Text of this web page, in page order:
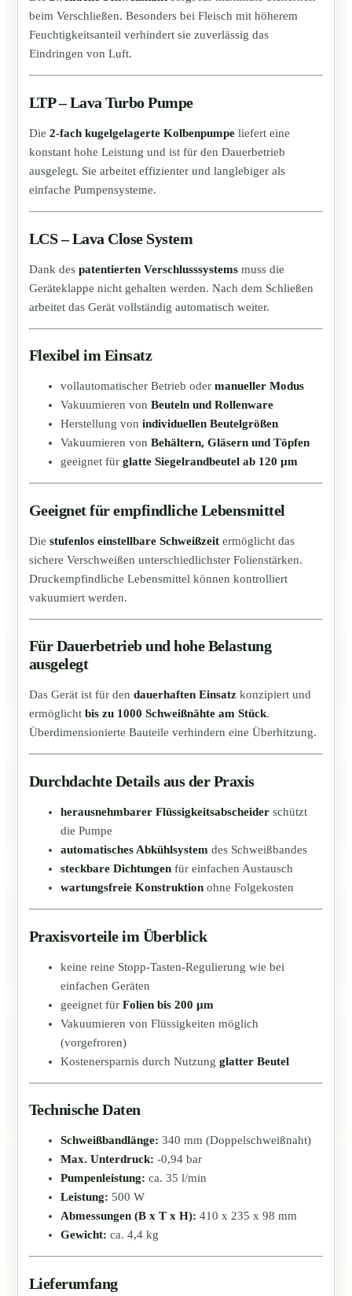
beim Verschließen. Besonders bei Fleisch mit höherem
Feuchtigkeitsanteil verhindert sie zuverlässig das
Eindringen von Luft.
LTP – Lava Turbo Pumpe
Die 2-fach kugelgelagerte Kolbenpumpe liefert eine
konstant hohe Leistung und ist für den Dauerbetrieb
ausgelegt. Sie arbeitet effizienter und langlebiger als
einfache Pumpensysteme.
LCS – Lava Close System
Dank des patentierten Verschlusssystems muss die
Geräteklappe nicht gehalten werden. Nach dem Schließen
arbeitet das Gerät vollständig automatisch weiter.
Flexibel im Einsatz
vollautomatischer Betrieb oder manueller Modus
Vakuumieren von Beuteln und Rollenware
Herstellung von individuellen Beutelgrößen
Vakuumieren von Behältern, Gläsern und Töpfen
geeignet für glatte Siegelrandbeutel ab 120 µm
Geeignet für empfindliche Lebensmittel
Die stufenlos einstellbare Schweißzeit ermöglicht das
sichere Verschweißen unterschiedlichster Folienstärken.
Druckempfindliche Lebensmittel können kontrolliert
vakuumiert werden.
Für Dauerbetrieb und hohe Belastung
ausgelegt
Das Gerät ist für den dauerhaften Einsatz konzipiert und
ermöglicht bis zu 1000 Schweißnähte am Stück.
Überdimensionierte Bauteile verhindern eine Überhitzung.
Durchdachte Details aus der Praxis
herausnehmbarer Flüssigkeitsabscheider schützt
die Pumpe
automatisches Abkühlsystem des Schweißbandes
steckbare Dichtungen für einfachen Austausch
wartungsfreie Konstruktion ohne Folgekosten
Praxisvorteile im Überblick
keine reine Stopp-Tasten-Regulierung wie bei
einfachen Geräten
geeignet für Folien bis 200 µm
Vakuumieren von Flüssigkeiten möglich
(vorgefroren)
Kostenersparnis durch Nutzung glatter Beutel
Technische Daten
Schweißbandlänge: 340 mm (Doppelschweißnaht)
Max. Unterdruck: -0,94 bar
Pumpenleistung: ca. 35 l/min
Leistung: 500 W
Abmessungen (B x T x H): 410 x 235 x 98 mm
Gewicht: ca. 4,4 kg
Lieferumfang